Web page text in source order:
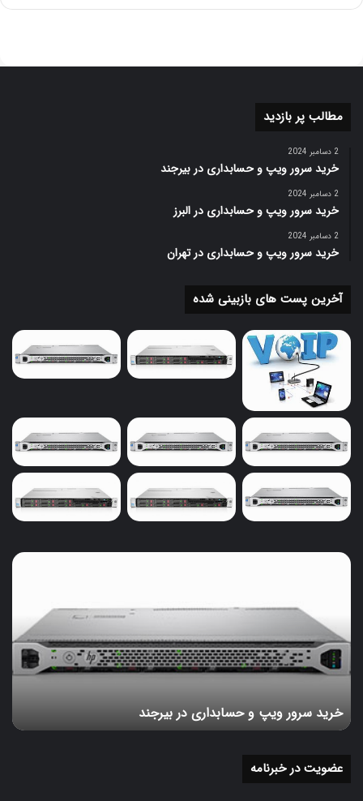
مطالب پر بازدید
2 دسامبر 2024
خرید سرور ویپ و حسابداری در بیرجند
2 دسامبر 2024
خرید سرور ویپ و حسابداری در البرز
2 دسامبر 2024
خرید سرور ویپ و حسابداری در تهران
آخرین پست های بازبینی شده
خرید
حسابداری
در
بیرجند
خرید سرور ویپ و حسابداری در بیرجند
عضویت در خبرنامه